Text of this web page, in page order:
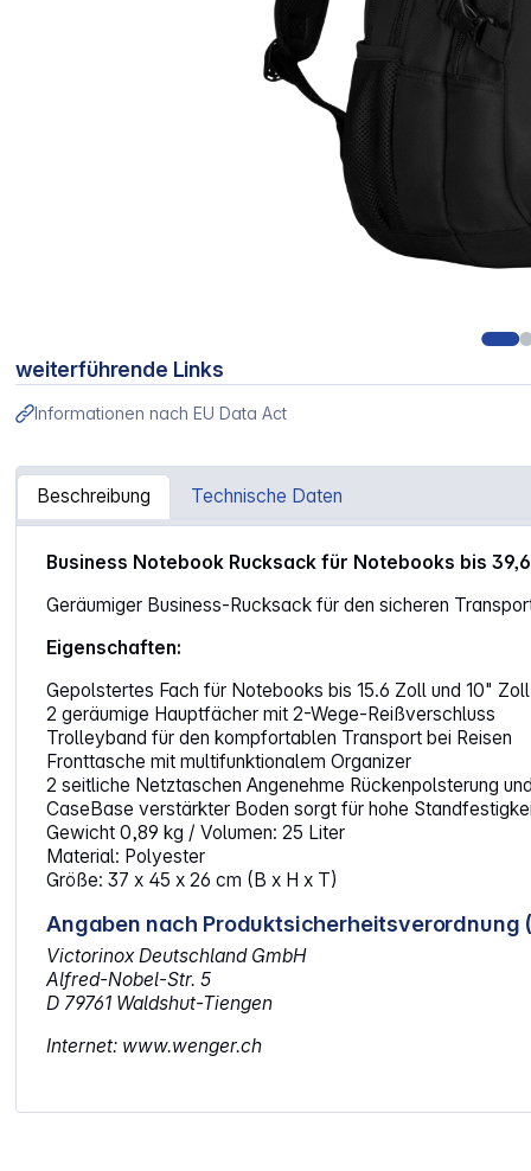
weiterführende Links
Informationen nach EU Data Act
Beschreibung Technische Daten
Artikelinformationen "Wenger Sidebar 15,6" / 40 cm
Business Notebook Rucksack für Notebooks bis
Geräumiger Business-Rucksack für den sicheren
Eigenschaften:
Gepolstertes Fach für Notebooks bis 15.6 Zoll und 10"
2 geräumige Hauptfächer mit 2-Wege-Reißverschluss
Trolleyband für den kompfortablen Transport bei Reisen
Fronttasche mit multifunktionalem Organizer
2 seitliche Netztaschen Angenehme Rückenpolsterung
CaseBase verstärkter Boden sorgt für hohe
Gewicht 0,89 kg / Volumen: 25 Liter
Material: Polyester
Größe: 37 x 45 x 26 cm (B x H x T)
Angaben nach Produktsicherheitsverordnung
Victorinox Deutschland GmbH
Alfred-Nobel-Str. 5
D 79761 Waldshut-Tiengen
Internet: www.wenger.ch